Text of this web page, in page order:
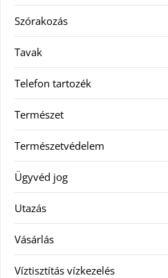
Szórakozás
Tavak
Telefon tartozék
Természet
Természetvédelem
Ügyvéd jog
Utazás
Vásárlás
Víztisztítás vízkezelés